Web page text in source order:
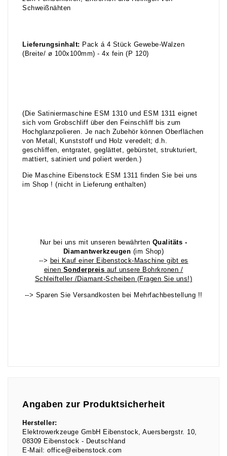
Schweißnähten
Lieferungsinhalt: Pack á 4 Stück Gewebe-Walzen
(Breite/ ø 100x100mm) - 4x fein (P 120)
(Die Satiniermaschine ESM 1310 und ESM 1311 eignet
sich vom Grobschliff über den Feinschliff bis zum
Hochglanzpolieren. Je nach Zubehör können Oberflächen
von Metall, Kunststoff und Holz veredelt; d.h.
geschliffen, entgratet, geglättet, gebürstet, strukturiert,
mattiert, satiniert und poliert werden.)
Die Maschine Eibenstock ESM 1311 finden Sie bei uns
im Shop ! (nicht in Lieferung enthalten)
Nur bei uns mit unseren bewährten Qualitäts -
Diamantwerkzeugen (im Shop)
--> bei Kauf einer Eibenstock-Maschine gibt es
einen Sonderpreis auf unsere Bohrkronen /
Schleifteller /Diamant-Scheiben (Fragen Sie uns!)
--> Sparen Sie Versandkosten bei Mehrfachbestellung !!
Angaben zur Produktsicherheit
Hersteller:
Elektrowerkzeuge GmbH Eibenstock
Auersbergstr. 10
08309 Eibenstock
Deutschland
E-Mail: office@eibenstock.com